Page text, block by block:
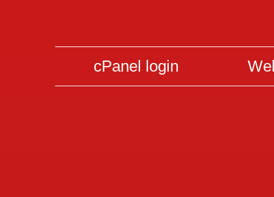
cPanel login